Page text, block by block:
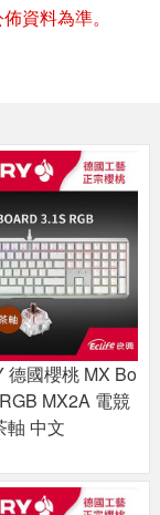
資料為準。
德國櫻桃 MX Bo
MX2A 電競
軸 中文